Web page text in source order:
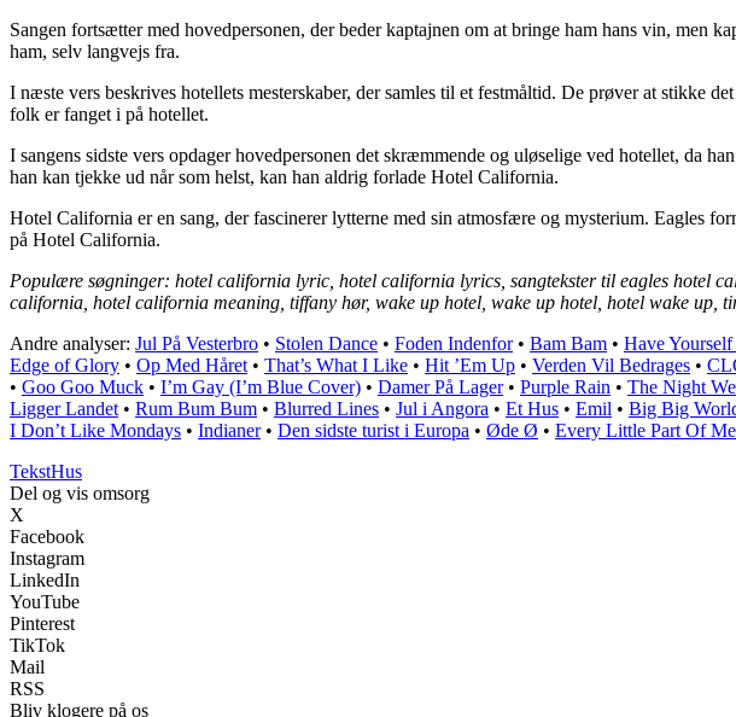
Sangen fortsætter med hovedpersonen, der beder kaptajnen om at bringe ham hans vin, men
ham, selv langvejs fra.
I næste vers beskrives hotellets mesterskaber, der samles til et festmåltid. De prøver at stikke
folk er fanget i på hotellet.
I sangens sidste vers opdager hovedpersonen det skræmmende og uløselige ved hotellet, da
han kan tjekke ud når som helst, kan han aldrig forlade Hotel California.
Hotel California er en sang, der fascinerer lytterne med sin atmosfære og mysterium. Eagles
på Hotel California.
Populære søgninger: hotel california lyric, hotel california lyrics, sangtekster til eagles hotel
california, hotel california meaning, tiffany hør, wake up hotel, wake up hotel, hotel wake up,
Andre analyser: Jul På Vesterbro • Stolen Dance • Foden Indenfor• Bam Bam • Have
Edge of Glory • Op Med Håret • That’s What I Like • Hit ’Em Up • Verden Vil Bedrages •
• Goo Goo Muck • I’m Gay (I’m Blue Cover) • Damer På Lager• Purple Rain • The Night
Ligger Landet • Rum Bum Bum • Blurred Lines • Jul i Angora • Et Hus • Emil • Big Big
I Don’t Like Mondays • Indianer• Den sidste turist i Europa • Øde Ø • Every Little Part Of Me
TekstHus
Del og vis omsorg
X
Facebook
Instagram
LinkedIn
YouTube
Pinterest
TikTok
Mail
RSS
Bliv klogere på os